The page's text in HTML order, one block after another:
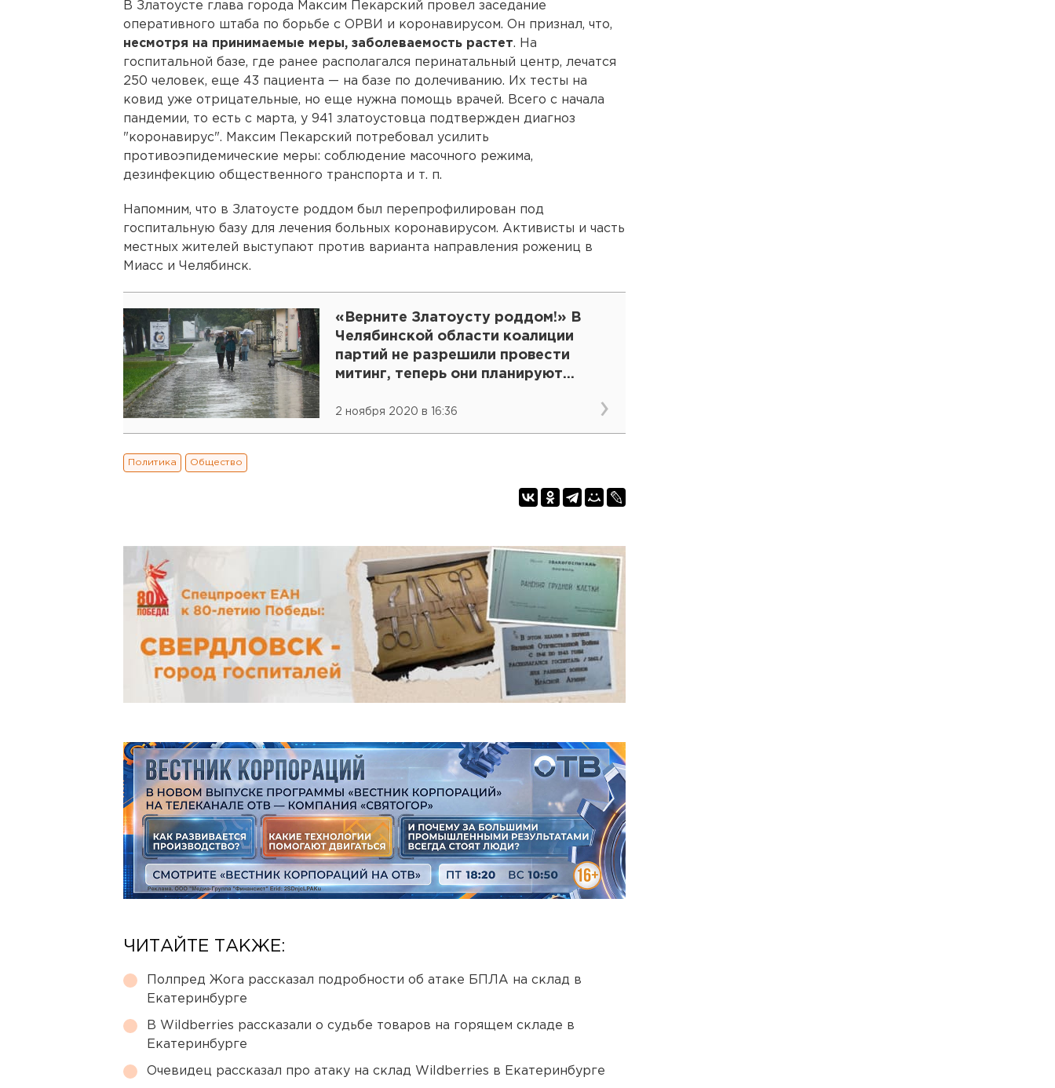
В Златоусте глава города Максим Пекарский провел заседание
оперативного штаба по борьбе с ОРВИ и коронавирусом. Он признал, что,
несмотря на принимаемые меры, заболеваемость растет. На
госпитальной базе, где ранее располагался перинатальный центр, лечатся
250 человек, еще 43 пациента — на базе по долечиванию. Их тесты на
ковид уже отрицательные, но еще нужна помощь врачей. Всего с начала
пандемии, то есть с марта, у 941 златоустовца подтвержден диагноз
"коронавирус". Максим Пекарский потребовал усилить
противоэпидемические меры: соблюдение масочного режима,
дезинфекцию общественного транспорта и т. п.
Напомним, что в Златоусте роддом был перепрофилирован под
госпитальную базу для лечения больных коронавирусом. Активисты и часть
местных жителей выступают против варианта направления рожениц в
Миасс и Челябинск.
«Верните Златоусту роддом!» В
Челябинской области коалиции
партий не разрешили провести
митинг, теперь они планируют
2 ноября 2020 в 16:36
Политика Общество
ЧИТАЙТЕ ТАКЖЕ:
Полпред Жога рассказал подробности об атаке БПЛА на склад в
Екатеринбурге
В Wildberries рассказали о судьбе товаров на горящем складе в
Екатеринбурге
Очевидец рассказал про атаку на склад Wildberries в Екатеринбурге